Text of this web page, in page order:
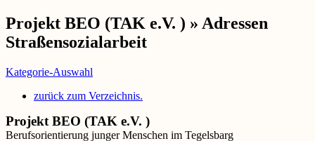
Projekt BEO (TAK e.V. ) » Adressen
Straßensozialarbeit
Kategorie-Auswahl
zurück zum Verzeichnis.
Projekt BEO (TAK e.V. )
Berufsorientierung junger Menschen im Tegelsbarg